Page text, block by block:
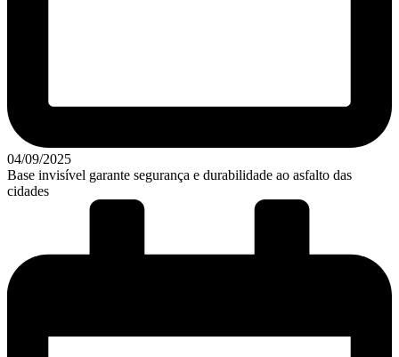
04/09/2025
Base invisível garante segurança e durabilidade ao asfalto das
cidades